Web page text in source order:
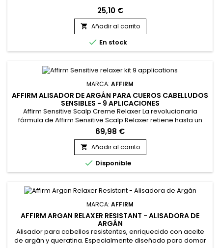
25,10 €
 Añadir al carrito
 En stock
MARCA: AFFIRM
AFFIRM ALISADOR DE ARGÁN PARA CUEROS CABELLUDOS
SENSIBLES - 9 APLICACIONES
Affirm Sensitive Scalp Creme Relaxer La revolucionaria
fórmula de Affirm Sensitive Scalp Relaxer retiene hasta un
76% de la elasticidad de la fibra a la vez que relaja el cabello
de forma super suave.&nbsp; Especialmente formulado
para clientes propensos a la irritación del cuero cabelludo o
con cabello y cuero cabelludo secos.&nbsp; Tecnología...
69,98 €
 Añadir al carrito
 Disponible
MARCA: AFFIRM
AFFIRM ARGAN RELAXER RESISTANT - ALISADORA DE
ARGÁN
Alisador para cabellos resistentes, enriquecido con aceite
de argán y queratina. Especialmente diseñado para domar